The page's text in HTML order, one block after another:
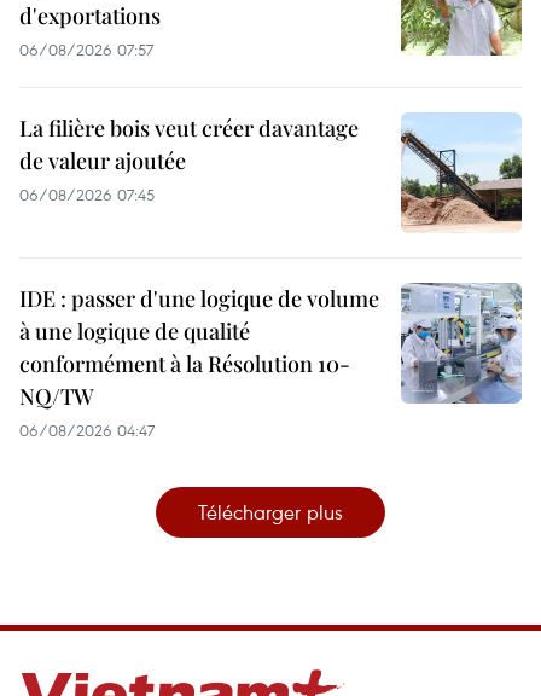
d'exportations
06/08/2026 07:57
La filière bois veut créer davantage
de valeur ajoutée
06/08/2026 07:45
IDE : passer d'une logique de volume
à une logique de qualité
conformément à la Résolution 10-
NQ/TW
06/08/2026 04:47
Télécharger plus